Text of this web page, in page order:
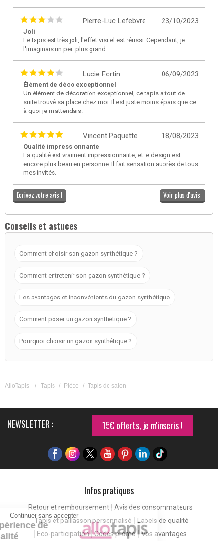
Continuer sans accepter
Pour une expérience de
meilleure qualité
23/10/2023
Pierre-Luc Lefebvre
Joli
Le tapis est très joli, l'effet visuel est réussi. Cependant, je
l'imaginais un peu plus grand.
06/09/2023
Lucie Fortin
Élément de déco exceptionnel
Un élément de décoration exceptionnel, ce tapis a tout de
suite trouvé sa place chez moi. Il est juste moins épais que ce
à quoi je m'attendais.
18/08/2023
Vincent Paquette
Qualité impressionnante
La qualité est vraiment impressionnante, et le design est
encore plus beau en personne. Il fait sensation auprès de tous
mes invités.
Ecrivez votre avis ! Voir plus d'avis
Conseils et astuces
Comment choisir son gazon synthétique ?
Comment entretenir son gazon synthétique ?
Les avantages et inconvénients du gazon synthétique
Comment poser un gazon synthétique ?
Pourquoi choisir un gazon synthétique ?
AlloTapis / Tapis / Pièce / Tapis de salon
NEWSLETTER : 15€ offerts, je m'inscris !
Infos pratiques
Retour et remboursement
Avis des consommateurs
Tapis et paillasson personnalisé
Labels de qualité
Eco-participation
Codes promo Vos avantages